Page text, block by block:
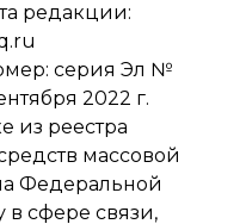
редакции:
серия Эл №
2022 г.
из реестра
массовой
Федеральной
в сфере связи,